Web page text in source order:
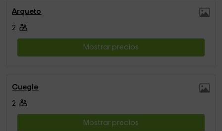
Arqueto
2
Mostrar precios
Cuegle
2
Mostrar precios